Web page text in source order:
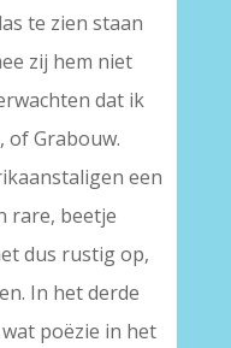
te zien staan
zij hem niet
dat ik
of Grabouw.
een
rare, beetje
dus rustig op,
In het derde
poëzie in het